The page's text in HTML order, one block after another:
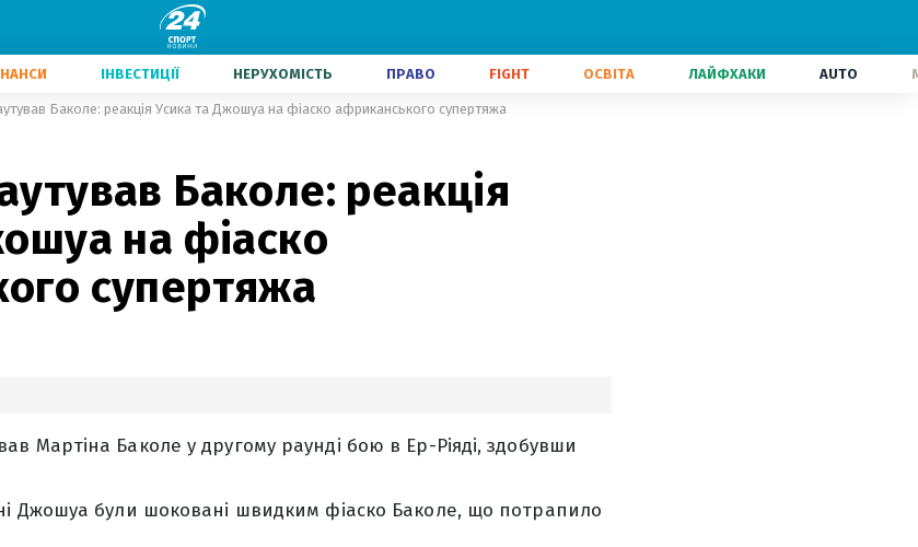
ІНВЕСТИЦІЇ НЕРУХОМІСТЬ ПРАВО FIGHT ОСВІТА ЛАЙФХАКИ AUTO
Баколе: реакція Усика та Джошуа на фіаско африканського супертяжа
Баколе: реакція
на фіаско
супертяжа
Мартіна Баколе у другому раунді бою в Ер-Ріяді, здобувши
Джошуа були шоковані швидким фіаско Баколе, що потрапило